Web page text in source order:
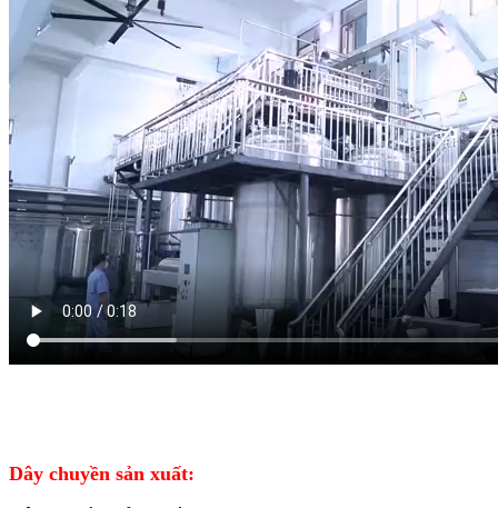
Dây chuyền sản xuất: